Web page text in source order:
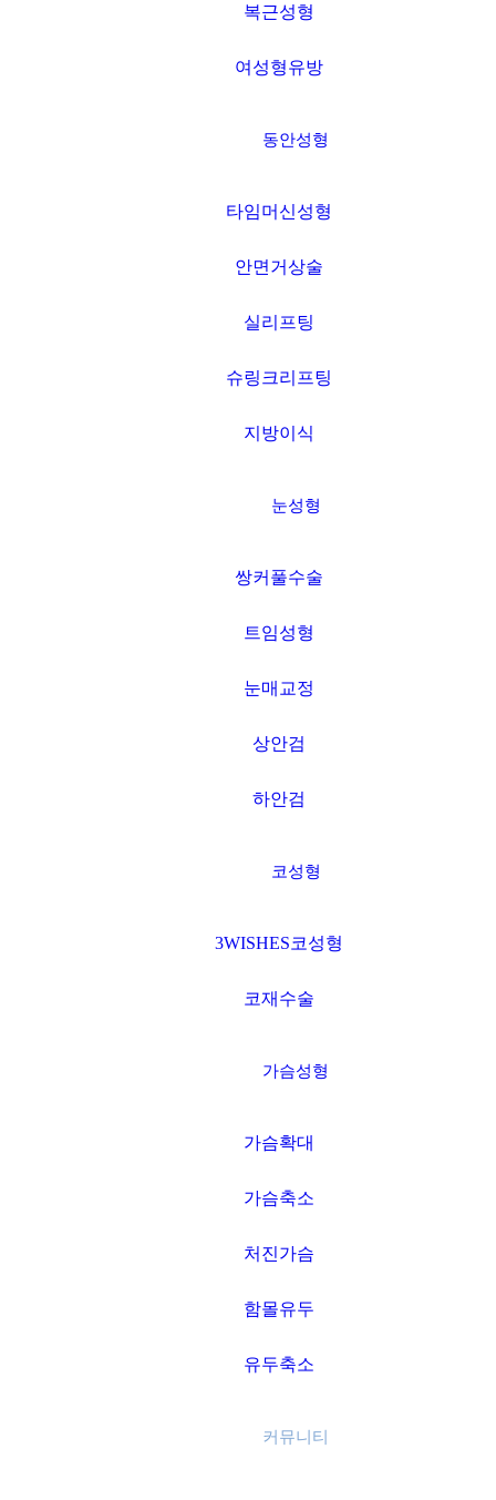
복근성형
여성형유방
동안성형
타임머신성형
안면거상술
실리프팅
슈링크리프팅
지방이식
눈성형
쌍커풀수술
트임성형
눈매교정
상안검
하안검
코성형
3WISHES코성형
코재수술
가슴성형
가슴확대
가슴축소
처진가슴
함몰유두
유두축소
커뮤니티
세가지소원 네트워크